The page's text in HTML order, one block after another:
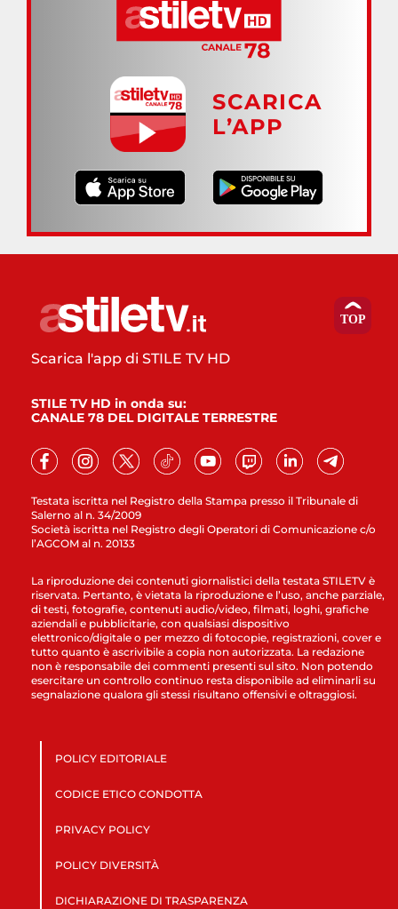
SCARICA
L’APP
Testata iscritta nel Registro della Stampa presso il Tribunale di
Salerno al n. 34/2009
Società iscritta nel Registro degli Operatori di Comunicazione c/o
l’AGCOM al n. 20133
Scarica l'app di STILE TV HD
STILE TV HD in onda su:
CANALE 78 DEL DIGITALE TERRESTRE
La riproduzione dei contenuti giornalistici della testata STILETV è
riservata. Pertanto, è vietata la riproduzione e l’uso, anche parziale,
di testi, fotografie, contenuti audio/video, filmati, loghi, grafiche
aziendali e pubblicitarie, con qualsiasi dispositivo
elettronico/digitale o per mezzo di fotocopie, registrazioni, cover e
tutto quanto è ascrivibile a copia non autorizzata. La redazione
non è responsabile dei commenti presenti sul sito. Non potendo
esercitare un controllo continuo resta disponibile ad eliminarli su
segnalazione qualora gli stessi risultano offensivi e oltraggiosi.
POLICY EDITORIALE
CODICE ETICO CONDOTTA
PRIVACY POLICY
POLICY DIVERSITÀ
DICHIARAZIONE DI TRASPARENZA